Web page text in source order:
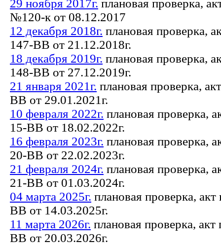
29 ноября 2017г. плановая проверка,
№120-к от 08.12.2017
12 декабря 2018г. плановая проверка,
147-ВВ от 21.12.2018г.
18 декабря 2019г. плановая проверка,
148-ВВ от 27.12.2019г.
21 января 2021г. плановая проверка,
ВВ от 29.01.2021г.
10 февраля 2022г. плановая проверка,
15-ВВ от 18.02.2022г.
16 февраля 2023г. плановая проверка,
20-ВВ от 22.02.2023г.
21 февраля 2024г. плановая проверка,
21-ВВ от 01.03.2024г.
04 марта 2025г. плановая проверка,
ВВ от 14.03.2025г.
11 марта 2026г. плановая проверка,
ВВ от 20.03.2026г.